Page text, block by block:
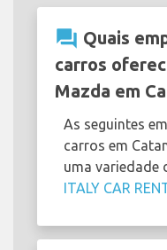
question_answer Quais
carros
Mazda em
As seguintes
carros em
uma variedade
ITALY CAR